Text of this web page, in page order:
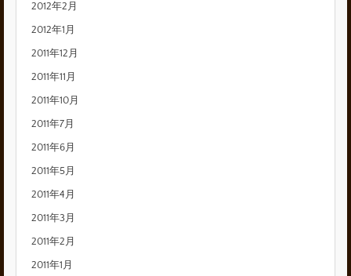
2012年2月
2012年1月
2011年12月
2011年11月
2011年10月
2011年7月
2011年6月
2011年5月
2011年4月
2011年3月
2011年2月
2011年1月